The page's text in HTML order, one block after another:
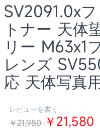
SV2091.0x
トナー 天体
リー M63x1
レンズ
応 天体写真
レビューを書く
￥21,980 ￥21,580